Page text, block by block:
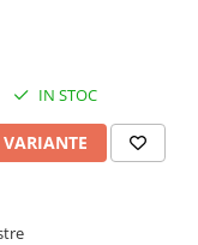
IN STOC